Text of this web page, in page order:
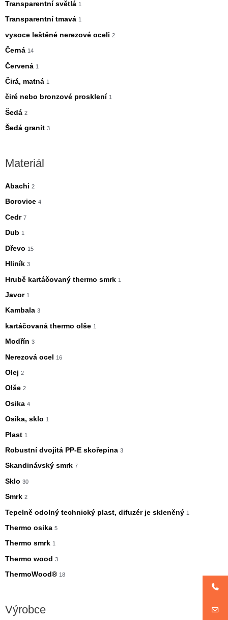
Transparentní světlá 1
Transparentní tmavá 1
vysoce leštěné nerezové oceli 2
Černá 14
Červená 1
Čirá, matná 1
čiré nebo bronzové prosklení 1
Šedá 2
Šedá granit 3
Materiál
Abachi 2
Borovice 4
Cedr 7
Dub 1
Dřevo 15
Hliník 3
Hrubě kartáčovaný thermo smrk 1
Javor 1
Kambala 3
kartáčovaná thermo olše 1
Modřín 3
Nerezová ocel 16
Olej 2
Olše 2
Osika 4
Osika, sklo 1
Plast 1
Robustní dvojitá PP-E skořepina 3
Skandinávský smrk 7
Sklo 30
Smrk 2
Tepelně odolný technický plast, difuzér je skleněný 1
Thermo osika 5
Thermo smrk 1
Thermo wood 3
ThermoWood® 18
Výrobce